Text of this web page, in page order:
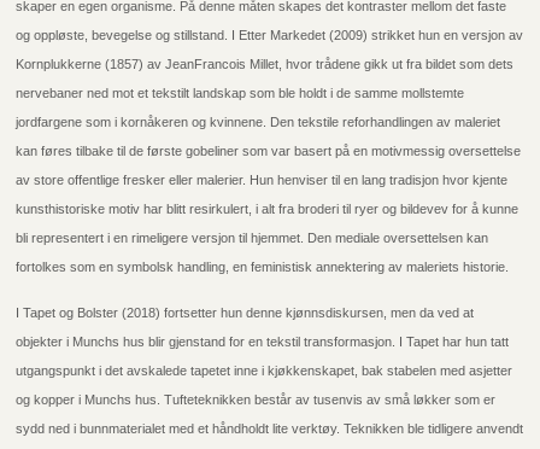
skaper en egen organisme. På denne måten skapes det kontraster mellom det faste
og oppløste, bevegelse og stillstand. I Etter Markedet (2009) strikket hun en versjon av
Kornplukkerne (1857) av JeanFrancois Millet, hvor trådene gikk ut fra bildet som dets
nervebaner ned mot et tekstilt landskap som ble holdt i de samme mollstemte
jordfargene som i kornåkeren og kvinnene. Den tekstile reforhandlingen av maleriet
kan føres tilbake til de første gobeliner som var basert på en motivmessig oversettelse
av store offentlige fresker eller malerier. Hun henviser til en lang tradisjon hvor kjente
kunsthistoriske motiv har blitt resirkulert, i alt fra broderi til ryer og bildevev for å kunne
bli representert i en rimeligere versjon til hjemmet. Den mediale oversettelsen kan
fortolkes som en symbolsk handling, en feministisk annektering av maleriets historie.
I Tapet og Bolster (2018) fortsetter hun denne kjønnsdiskursen, men da ved at
objekter i Munchs hus blir gjenstand for en tekstil transformasjon. I Tapet har hun tatt
utgangspunkt i det avskalede tapetet inne i kjøkkenskapet, bak stabelen med asjetter
og kopper i Munchs hus. Tufteteknikken består av tusenvis av små løkker som er
sydd ned i bunnmaterialet med et håndholdt lite verktøy. Teknikken ble tidligere anvendt